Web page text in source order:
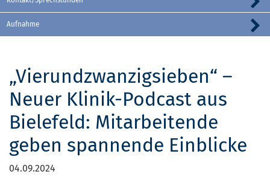
Aufnahme
„Vierundzwanzigsieben“ –
Neuer Klinik-Podcast aus
Bielefeld: Mitarbeitende
geben spannende Einblicke
04.09.2024